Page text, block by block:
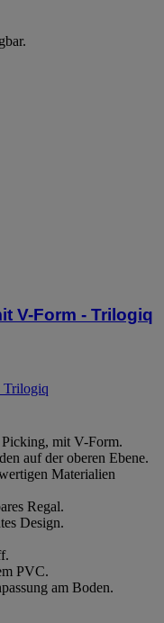
V-Form - Trilogiq
Trilogiq
mit V-Form.
auf der oberen Ebene.
Materialien
Regal.
Design.
PVC.
am Boden.